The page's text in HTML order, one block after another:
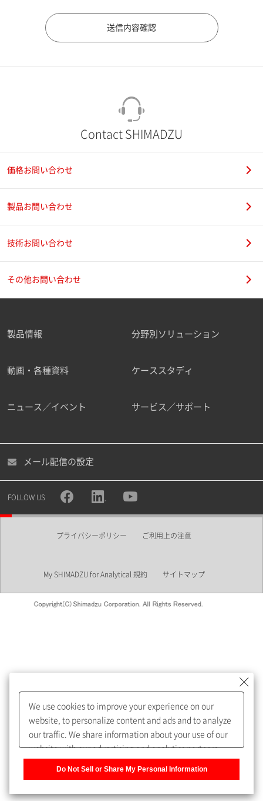
ご勤務先
職種
所属部署
めします。
My SHIMADZU for Analyticalへ登録いただくと、技術情報や
取扱説明書・Webinarなどの閲覧ができます。
うになります。
Contact SHIMADZU
価格お問い合わせ
製品お問い合わせ
技術お問い合わせ
その他お問い合わせ
製品情報 分野別ソリューション
動画・各種資料 ケーススタディ
ニュース／イベント サービス／サポート
メール配信の設定
FOLLOW US
プライバシーポリシー ご利用上の注意
My SHIMADZU for Analytical 規約 サイトマップ
We use cookies to improve your experience on our
website, to personalize content and ads and to analyze
our traffic. We share information about your use of our
website with our advertising and analytics partners,
Do Not Sell or Share My Personal Information